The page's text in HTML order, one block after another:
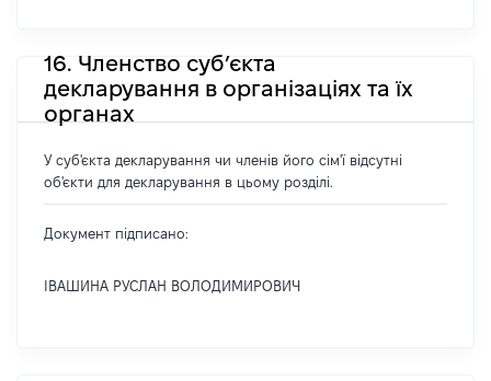
16. Членство суб’єкта
декларування в організаціях та їх
органах
У суб'єкта декларування чи членів його сім'ї відсутні
об'єкти для декларування в цьому розділі.
Документ підписано:
ІВАШИНА РУСЛАН ВОЛОДИМИРОВИЧ